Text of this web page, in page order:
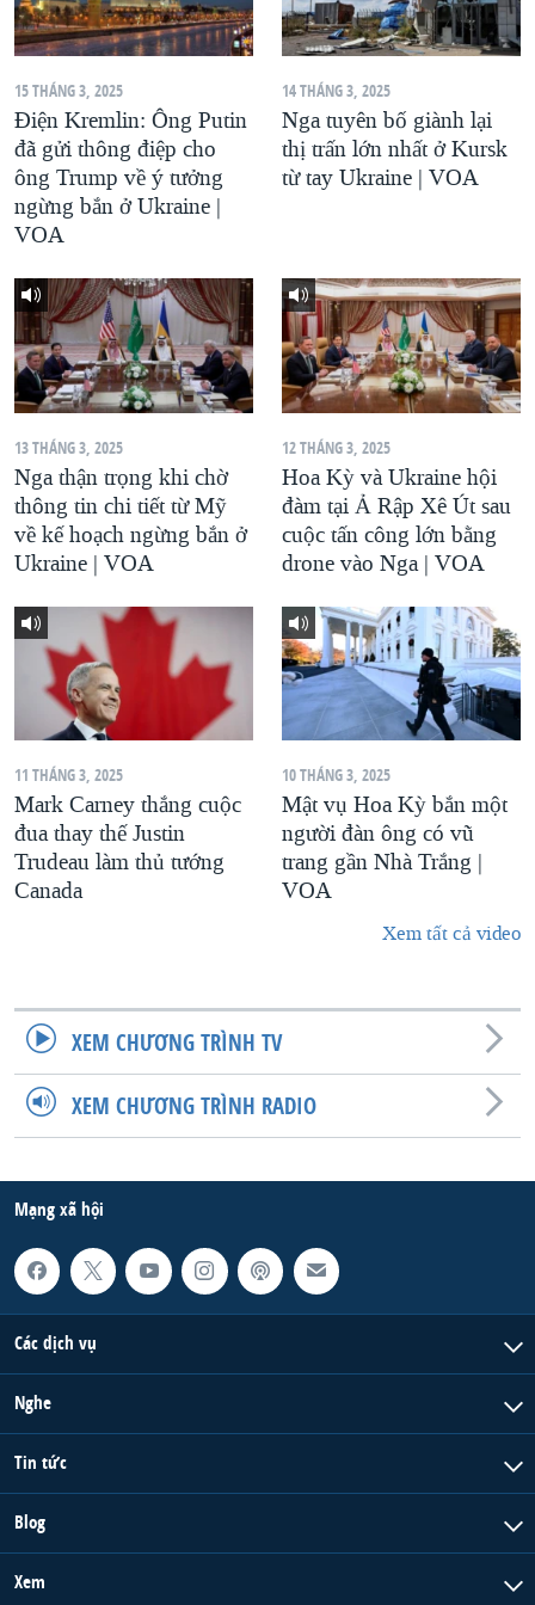
QUAN HỆ VIỆT MỸ
15 THÁNG 3, 2025
Điện Kremlin: Ông Putin
đã gửi thông điệp cho
ông Trump về ý tưởng
ngừng bắn ở Ukraine |
VOA
14 THÁNG 3, 2025
Nga tuyên bố giành lại
thị trấn lớn nhất ở Kursk
từ tay Ukraine | VOA
13 THÁNG 3, 2025
Nga thận trọng khi chờ
thông tin chi tiết từ Mỹ
về kế hoạch ngừng bắn ở
Ukraine | VOA
12 THÁNG 3, 2025
Hoa Kỳ và Ukraine hội
đàm tại Ả Rập Xê Út sau
cuộc tấn công lớn bằng
drone vào Nga | VOA
11 THÁNG 3, 2025
Mark Carney thắng cuộc
đua thay thế Justin
Trudeau làm thủ tướng
Canada
10 THÁNG 3, 2025
Mật vụ Hoa Kỳ bắn một
người đàn ông có vũ
trang gần Nhà Trắng |
VOA
Xem tất cả video
XEM CHƯƠNG TRÌNH TV
XEM CHƯƠNG TRÌNH RADIO
Mạng xã hội
Các dịch vụ
Nghe
Tin tức
Blog
Xem